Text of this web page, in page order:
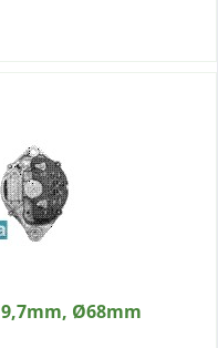
9,7mm, Ø68mm